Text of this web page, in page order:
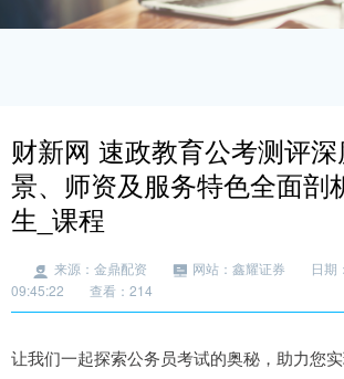
财新网 速政教育公考测评
景、师资及服务特色全面剖
生_课程
来源：金鼎配资 网站：鑫耀证券
日期
09:45:22
查看：214
让我们一起探索公务员考试的奥秘，助力您